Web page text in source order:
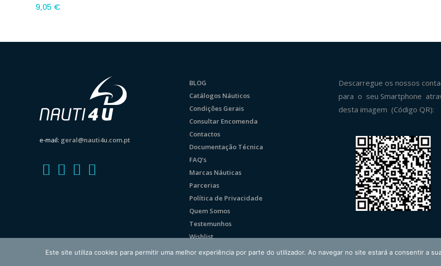
9,05 €
e-mail: geral@nauti4u.com.pt
BLOG
Catálogos Náuticos
Condições Gerais
Consultar Encomenda
Contactos
Documentação Técnica
FAQ’s
Marcas Náuticas
Parcerias
Política de Privacidade
Quem Somos
Testemunhos
Wishlist
Descarregue os nossos
para o seu Smartphone
desta imagem (Código QR):
Este site utiliza cookies para permitir uma melhor experiência por parte do utilizador. Ao navegar no site estará a consentir a